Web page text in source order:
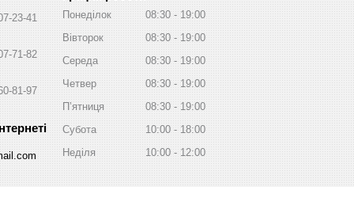
23-41
71-82
81-97
Понеділок 08:30
19:00
Вівторок
08:30
19:00
Середа
08:30
19:00
Четвер
08:30
19:00
Пʼятниця
08:30
19:00
Субота
10:00
18:00
Неділя
10:00 12:00